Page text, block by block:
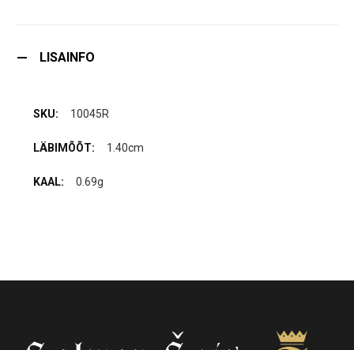
LISAINFO
10045R
1.40cm
0.69g